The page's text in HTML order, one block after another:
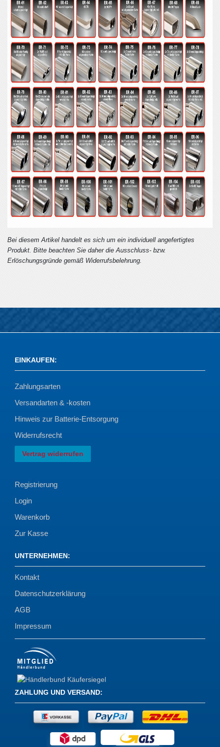
Bei diesem Artikel handelt es sich um ein individuell angefertigtes
Produkt. Bitte beachten Sie daher die Ausschluss- bzw.
Erlöschungsgründe gemäß Widerrufsbelehrung.
EINKAUFEN:
Zahlungsarten
Versandarten & -kosten
Hinweis zur Batterie-Entsorgung
Widerrufsrecht
Vertrag widerrufen
Registrierung
Login
Warenkorb
Zur Kasse
UNTERNEHMEN:
Kontakt
Datenschutzerklärung
AGB
Impressum
ZAHLUNG UND VERSAND: